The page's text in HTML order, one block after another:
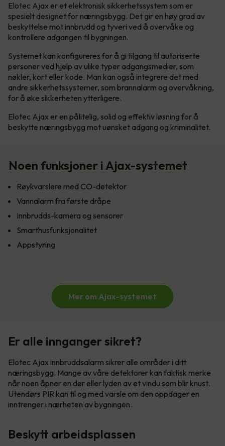
Elotec Ajax er et elektronisk sikkerhetssystem som er
spesielt designet for næringsbygg. Det gir en høy grad av
beskyttelse mot innbrudd og tyveri ved å overvåke og
kontrollere adgangen til bygningen.
Systemet kan konfigureres for å gi tilgang til autoriserte
personer ved hjelp av ulike typer adgangsmedier, som
nøkler, kort eller kode. Man kan også integrere det med
andre sikkerhetssystemer, som brannalarm og overvåkning,
for å øke sikkerheten ytterligere.
Elotec Ajax er en pålitelig, solid og effektiv løsning for å
beskytte næringsbygg mot uønsket adgang og kriminalitet.
Noen funksjoner i Ajax-systemet
Røykvarslere med CO-detektor
Vannalarm fra første dråpe
Innbrudds-kamera og sensorer
Smarthusfunksjonalitet
Appstyring
Mer om Ajax-systemet
Er alle innganger sikret?
Elotec Ajax innbruddsalarm sikrer alle områder i ditt
næringsbygg. Mange av våre detektorer kan faktisk merke
når noen åpner en dør eller lyden av et vindu som blir knust.
Utendørs PIR kan til og med varsle om den oppdager en
inntrenger i nærheten av bygningen.
Beskytt arbeidsplassen